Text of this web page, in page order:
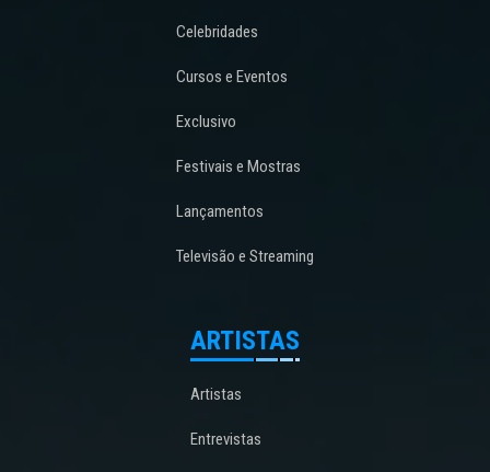
Celebridades
Cursos e Eventos
Exclusivo
Festivais e Mostras
Lançamentos
Televisão e Streaming
ARTISTAS
Artistas
Entrevistas